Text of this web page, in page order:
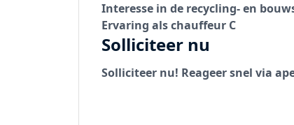
Interesse in de recycling- en
Ervaring alschauffeur C
Solliciteer nu
Solliciteer nu! Reageer snel via